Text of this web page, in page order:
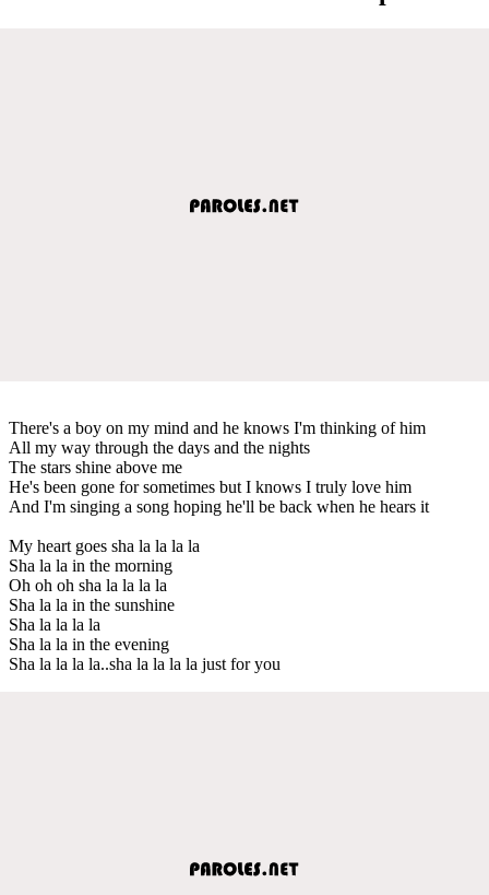
There's a boy on my mind and he knows I'm thinking of him
All my way through the days and the nights
The stars shine above me
He's been gone for sometimes but I knows I truly love him
And I'm singing a song hoping he'll be back when he hears it
My heart goes sha la la la la
Sha la la in the morning
Oh oh oh sha la la la la
Sha la la in the sunshine
Sha la la la la
Sha la la in the evening
Sha la la la la..sha la la la la just for you